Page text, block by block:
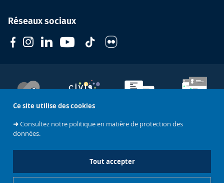
Ce site utilise des cookies
➜Consultez notre politique en matière de protection des
données.
Tout accepter
Réseaux sociaux
Soutenez
Charte de modération - Réseaux sociaux